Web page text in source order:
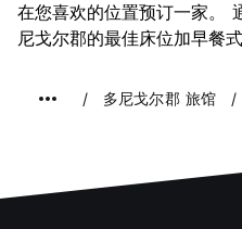
物有所值
在您喜欢的位置预订一家。
尼戈尔郡的最佳床位加早餐式
多尼戈尔郡 旅馆